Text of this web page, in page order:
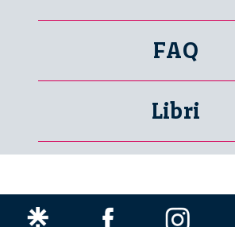
FAQ
Libri